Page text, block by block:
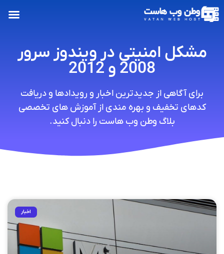
مشکل امنیتی در ویندوز سرور
2008 و 2012
برای آگاهی از جدیدترین اخبار و رویدادها و دریافت
کدهای تخفیف و بهره مندی از آموزش های تخصصی
بلاگ وطن وب هاست را دنبال کنید.
اخبار